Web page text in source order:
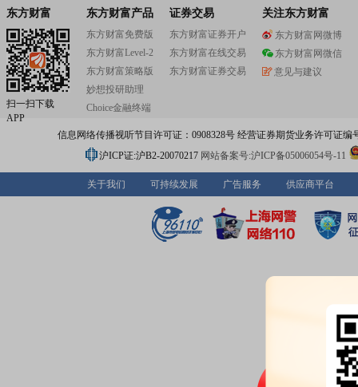
东方财富
扫一扫下载
APP
东方财富产品
东方财富免费版
东方财富Level-2
东方财富策略版
妙想投研助理
Choice金融终端
证券交易
东方财富证券开户
东方财富在线交易
东方财富证券交易
关注东方财富
东方财富网微博
东方财富网微信
意见与建议
信息网络传播视听节目许可证：0908328号 经营证券期货业务许可证编
沪ICP证:沪B2-20070217 网站备案号:沪ICP备05006054号-11
关于我们 可持续发展 广告服务 供应商平台